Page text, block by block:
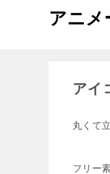
アニメ
アイ
丸くて
フリー